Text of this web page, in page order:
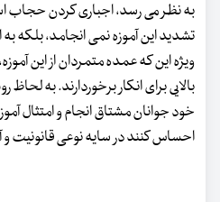
به نظر می رسد، اجباری کردن حجاب
تشدید این آموزه نمی انجامد، بلکه
ویژه این که عمده متمردان از این
بالایی برای انکار برخوردارند. به
خود جوانان مشتاق انجام و امتثال
احساس کنند در سایه نوعی قانونیت و